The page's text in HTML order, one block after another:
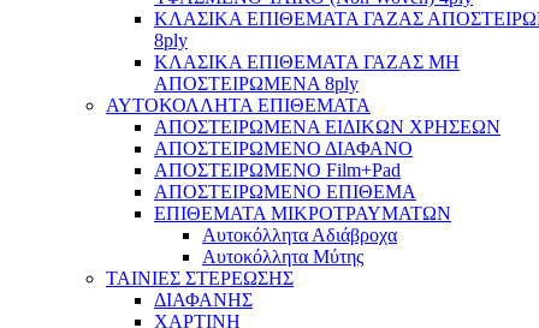
ΚΛΑΣΙΚΑ ΕΠΙΘΕΜΑΤΑ ΓΑΖΑΣ
8ply
ΚΛΑΣΙΚΑ ΕΠΙΘΕΜΑΤΑ ΓΑΖΑΣ ΜΗ
ΑΠΟΣΤΕΙΡΩΜΕΝΑ 8ply
ΑΥΤΟΚΟΛΛΗΤΑ ΕΠΙΘΕΜΑΤΑ
ΑΠΟΣΤΕΙΡΩΜΕΝΑ ΕΙΔΙΚΩΝ ΧΡΗΣΕΩΝ
ΑΠΟΣΤΕΙΡΩΜΕΝΟ ΔΙΑΦΑΝΟ
ΑΠΟΣΤΕΙΡΩΜΕΝΟ Film+Pad
ΑΠΟΣΤΕΙΡΩΜΕΝΟ ΕΠΙΘΕΜΑ
ΕΠΙΘΕΜΑΤΑ ΜΙΚΡΟΤΡΑΥΜΑΤΩΝ
Αυτοκόλλητα Αδιάβροχα
Αυτοκόλλητα Μύτης
ΤΑΙΝΙΕΣ ΣΤΕΡΕΩΣΗΣ
ΔΙΑΦΑΝΗΣ
ΧΑΡΤΙΝΗ